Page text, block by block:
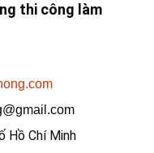
thi công làm
Hồ Chí Minh